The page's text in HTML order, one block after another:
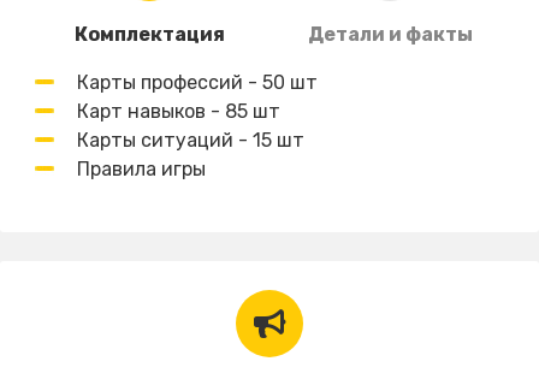
Комплектация Детали и факты
Карты профессий - 50 шт
Карт навыков - 85 шт
Карты ситуаций - 15 шт
Правила игры